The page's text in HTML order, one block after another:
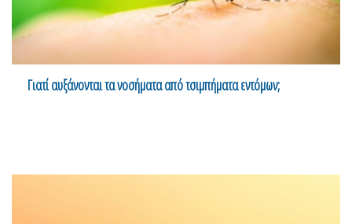
Γιατί αυξάνονται τα νοσήματα από τσιμπήματα εντόμων;